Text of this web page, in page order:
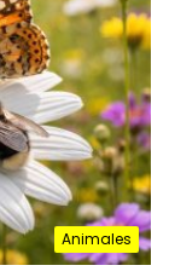
Animales